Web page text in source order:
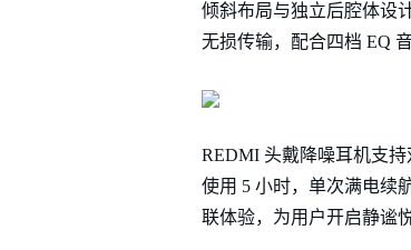
倾斜布局与独立后腔体设
无损传输，配合四档 EQ
REDMI 头戴降噪耳机支
使用 5 小时，单次满电续
联体验，为用户开启静谧